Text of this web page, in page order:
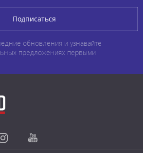
Подписаться
обновления и узнавайте
предложениях первыми